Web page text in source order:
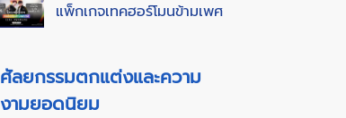
แพ็กเกจเทคฮอร์โมนข้ามเพศ
ศัลยกรรมตกแต่งและความ
งามยอดนิยม